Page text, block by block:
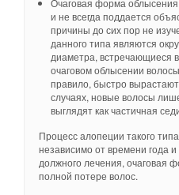
Очаговая форма облысения
и не всегда поддается
причины до сих пор не
данного типа являются
диаметра, встречающиеся
очаговом облысении
правило, быстро
случаях, новые волосы
выглядят как частичная
Процесс алопеции такого
независимо от времени года
должного лечения, очаговая
полной потере волос.